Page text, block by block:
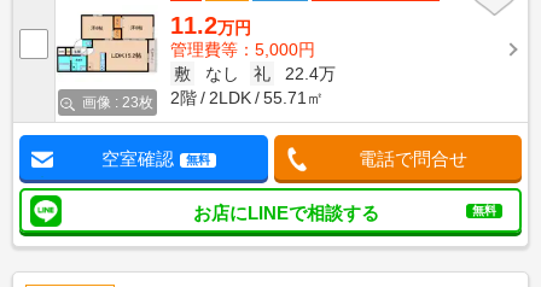
画像 : 23枚
11.2万円
管理費等：5,000円
敷
なし 礼
22.4万
2階
2LDK 55.71㎡
空室確認 無料 電話で問合せ
お店にLINEで相談する 無料